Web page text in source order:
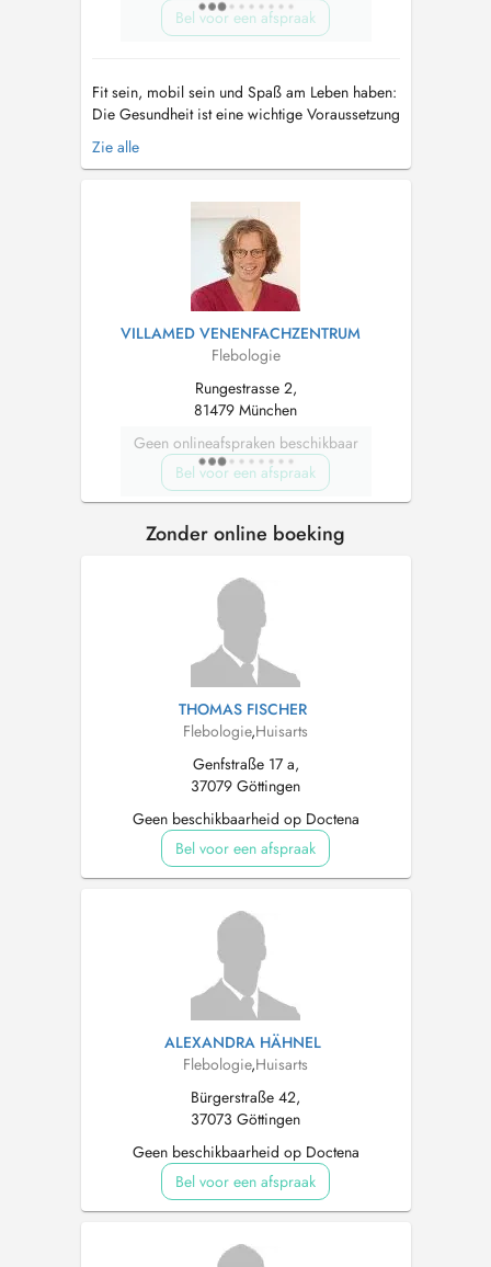
Bel voor een afspraak
Fit sein, mobil sein und Spaß am Leben haben:
Die Gesundheit ist eine wichtige Voraussetzung
für das Wohlbefinden. Durch den
wissenschaftlichen Fortschritt kann die
Krankheiten und Verletzungen heilen. Aus
Unwissenheit oder Furcht schieben jedoch
Zie alle
VILLAMED VENENFACHZENTRUM
Flebologie
Rungestrasse 2,
81479 München
Geen onlineafspraken beschikbaar
Bel voor een afspraak
Zonder online boeking
THOMAS FISCHER
Flebologie,Huisarts
Genfstraße 17 a,
37079 Göttingen
Geen beschikbaarheid op Doctena
Bel voor een afspraak
ALEXANDRA HÄHNEL
Flebologie,Huisarts
Bürgerstraße 42,
37073 Göttingen
Geen beschikbaarheid op Doctena
Bel voor een afspraak